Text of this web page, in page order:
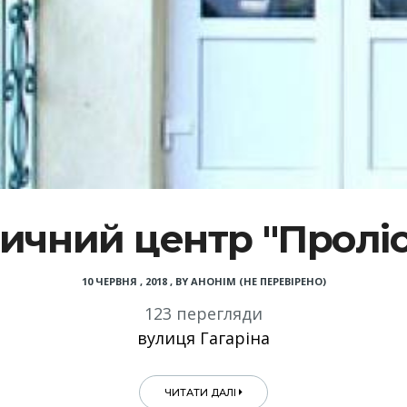
центр
10 ЧЕРВНЯ , 2018, BY АНОНІМ (НЕ ПЕРЕВІРЕНО)
123 перегляди
вулиця Гагаріна
ЧИТАТИ ДАЛІ